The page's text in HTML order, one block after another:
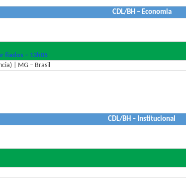
CDL/BH – Economia
fiados – 13h05
| MG – Brasil
CDL/BH – Institucional